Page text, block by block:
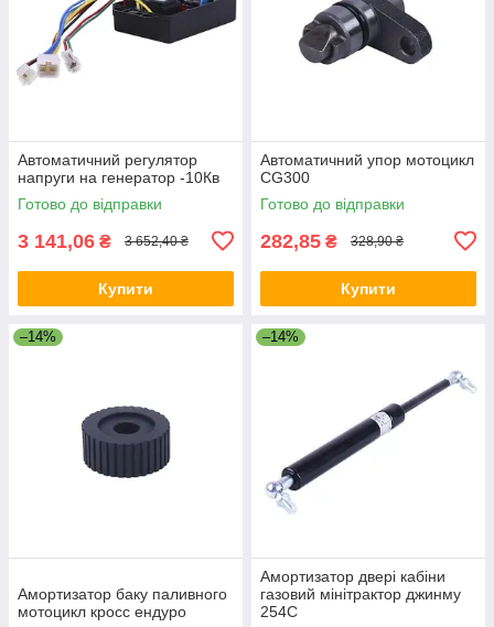
Автоматичний регулятор
напруги на генератор -10Кв
Готово до відправки
3 141,06 ₴ 3 652,40 ₴
Купити
Автоматичний упор мотоцикл
CG300
Готово до відправки
282,85 ₴ 328,90 ₴
Купити
–14%
Амортизатор баку паливного
мотоцикл кросс ендуро
–14%
Амортизатор двері кабіни
газовий мінітрактор джинму
254C